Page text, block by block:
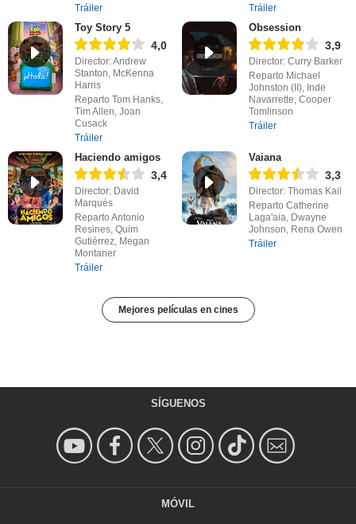
Tráiler
Tráiler
Toy Story 5
4,0
Director: Andrew
Stanton, McKenna
Harris
Reparto Tom Hanks,
Tim Allen, Joan
Cusack
Tráiler
Obsession
3,9
Director: Curry Barker
Reparto Michael
Johnston (II), Inde
Navarrette, Cooper
Tomlinson
Tráiler
Haciendo amigos
3,4
Director: David
Marqués
Reparto Antonio
Resines, Quim
Gutiérrez, Megan
Montaner
Tráiler
Vaiana
3,3
Director: Thomas Kail
Reparto Catherine
Laga'aia, Dwayne
Johnson, Rena Owen
Tráiler
Mejores películas en cines
SÍGUENOS
MÓVIL